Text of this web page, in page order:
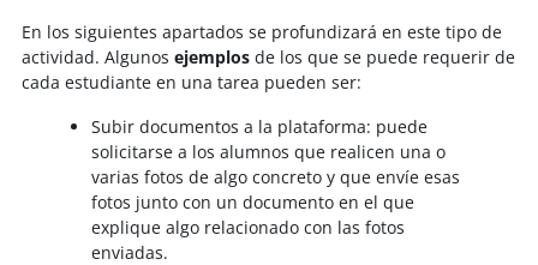
En los siguientes apartados se profundizará en este tipo de
actividad. Algunos ejemplos de los que se puede requerir de
cada estudiante en una tarea pueden ser:
Subir documentos a la plataforma: puede
solicitarse a los alumnos que realicen una o
varias fotos de algo concreto y que envíe esas
fotos junto con un documento en el que
explique algo relacionado con las fotos
enviadas.